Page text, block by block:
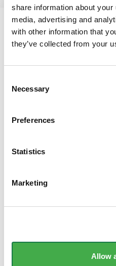
share information about
media, advertising and
with other information that
they’ve collected from your
Selection
Necessary
Preferences
Statistics
Marketing
Allow
sur nos
Livraison en